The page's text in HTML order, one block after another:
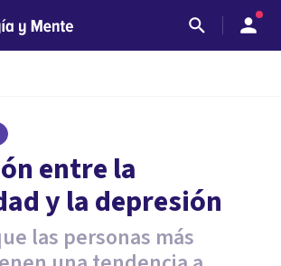
entre la
y la depresión
las personas más